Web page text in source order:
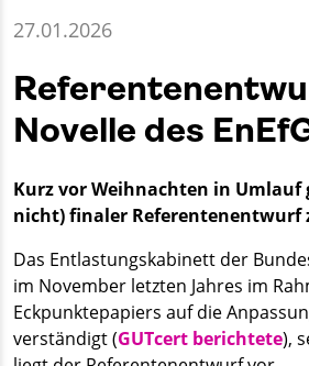
27.01.2026
Novelle des
Kurz vor Weihnachten in Umlauf
nicht) finaler Referentenentwurf
Das Entlastungskabinett der
im November letzten Jahres im
Eckpunktepapiers auf die
verständigt (GUTcert berichtete),